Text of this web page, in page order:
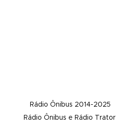
Rádio Ônibus 2014-2025
Rádio Ônibus e Rádio Trator